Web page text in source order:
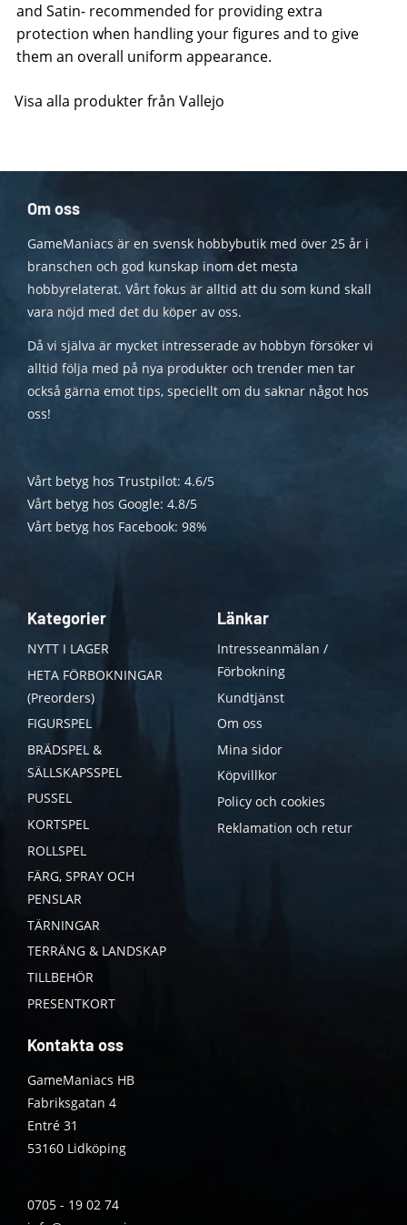
and Satin- recommended for providing extra
protection when handling your figures and to give
them an overall uniform appearance.
Visa alla produkter från Vallejo
Om oss
GameManiacs är en svensk hobbybutik med över 25 år i
branschen och god kunskap inom det mesta
hobbyrelaterat. Vårt fokus är alltid att du som kund skall
vara nöjd med det du köper av oss.
Då vi själva är mycket intresserade av hobbyn försöker vi
alltid följa med på nya produkter och trender men tar
också gärna emot tips, speciellt om du saknar något hos
oss!
Vårt betyg hos Trustpilot: 4.6/5
Vårt betyg hos Google: 4.8/5
Vårt betyg hos Facebook: 98%
Kategorier
NYTT I LAGER
HETA FÖRBOKNINGAR
(Preorders)
FIGURSPEL
BRÄDSPEL &
SÄLLSKAPSSPEL
PUSSEL
KORTSPEL
ROLLSPEL
FÄRG, SPRAY OCH
PENSLAR
TÄRNINGAR
TERRÄNG & LANDSKAP
TILLBEHÖR
PRESENTKORT
Länkar
Intresseanmälan /
Förbokning
Kundtjänst
Om oss
Mina sidor
Köpvillkor
Policy och cookies
Reklamation och retur
Kontakta oss
GameManiacs HB
Fabriksgatan 4
Entré 31
53160 Lidköping
0705 - 19 02 74